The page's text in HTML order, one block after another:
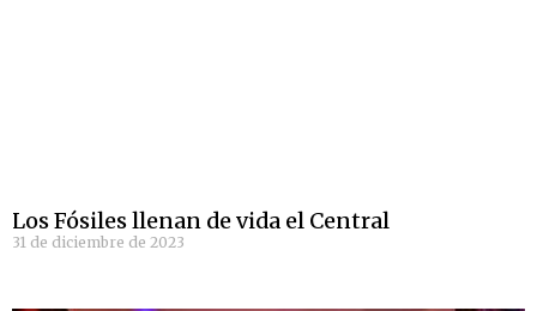
Los Fósiles llenan de vida el Central
31 de diciembre de 2023